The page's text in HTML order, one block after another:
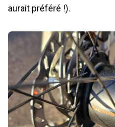
aurait préféré !).